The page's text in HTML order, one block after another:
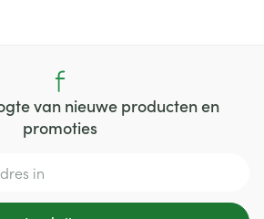
van nieuwe producten en
promoties